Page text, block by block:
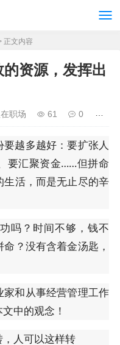
正文内容
资源，发挥出
在职场 61 0
越多越好：要扩张人
要汇聚资金……但拼命
活，而是无止尽的辛
吗？时间不够，钱不
？没有含着金汤匙，
和从事经营管理工作
中的观念！
人可以这样转